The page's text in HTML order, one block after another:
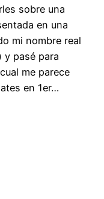
sobre una
en una
mi nombre real
y pasé para
me parece
en 1er…